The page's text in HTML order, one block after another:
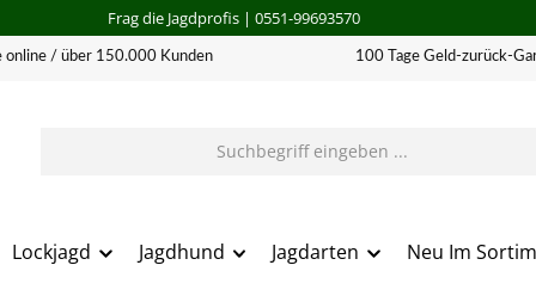
Frag die Jagdprofis| 0551-99693570
online / über 150.000 Kunden 100 Tage Geld-zurück-
Lockjagd Jagdhund Jagdarten Neu Im